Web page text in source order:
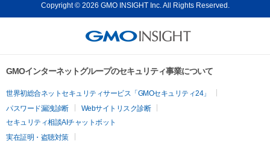
Copyright © 2026 GMO INSIGHT Inc. All Rights Reserved.
GMOインターネットグループのセキュリティ事業について
世界初総合ネットセキュリティサービス「GMOセキュリティ24」
パスワード漏洩診断
Webサイトリスク診断
セキュリティ相談AIチャットボット
実在証明・盗聴対策